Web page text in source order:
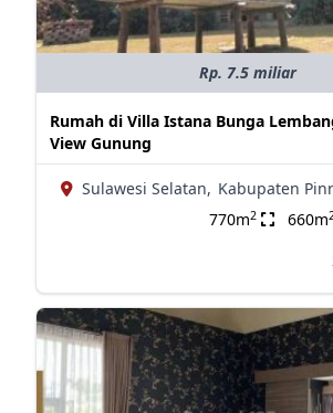
Rp. 7.5 miliar
Rumah di Villa Istana Bunga
View Gunung
Sulawesi Selatan, Kabupaten
770m2 660m2